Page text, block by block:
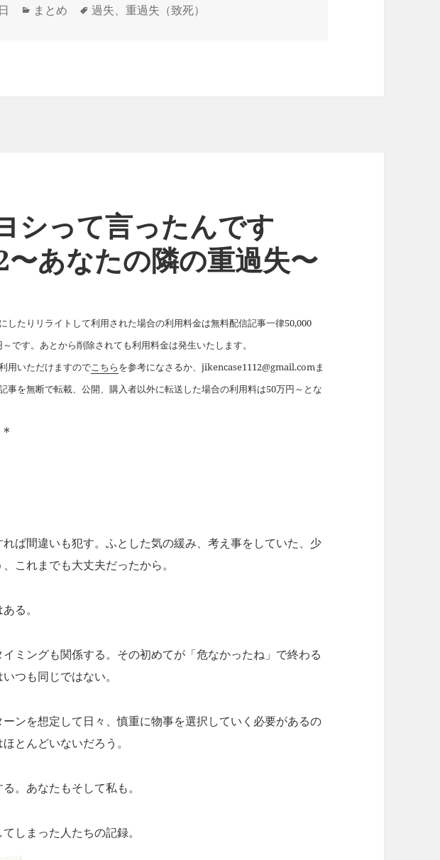
カ
まとめ
タ
過失、重過失（致死）
シって言ったんです
あなたの隣の重過失〜
したりリライトして利用された場合の利用料金は無料配信記事一律50,000
です。あとから削除されても利用料金は発生いたします。
用いただけますのでこちらを参考になさるか、jikencase1112@gmail.comま
事を無断で転載、公開、購入者以外に転送した場合の利用料は50万円～とな
ば間違いも犯す。ふとした気の緩み、考え事をしていた、少
これまでも大丈夫だったから。
る。
ミングも関係する。その初めてが「危なかったね」で終わる
つも同じではない。
ンを想定して日々、慎重に物事を選択していく必要があるの
とんどいないだろう。
。あなたもそして私も。
しまった人たちの記録。